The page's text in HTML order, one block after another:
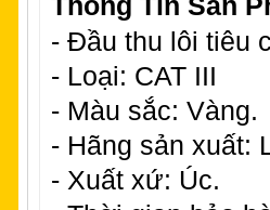
- Đầu thu lôi tiêu
- Loại: CAT III
- Màu sắc: Vàng.
- Hãng sản xuất:
- Xuất xứ: Úc.